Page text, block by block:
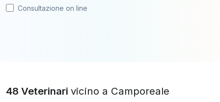
Consultazione on line
48 Veterinari vicino a Camporeale